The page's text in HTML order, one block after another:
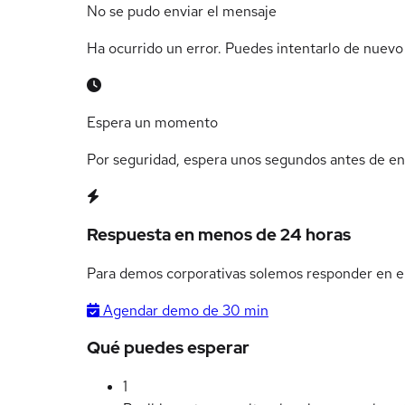
No se pudo enviar el mensaje
Ha ocurrido un error. Puedes intentarlo de
Espera un momento
Por seguridad, espera unos segundos antes de
Respuesta en menos de 24 horas
Para demos corporativas solemos responder en
Agendar demo de 30 min
Qué puedes esperar
1